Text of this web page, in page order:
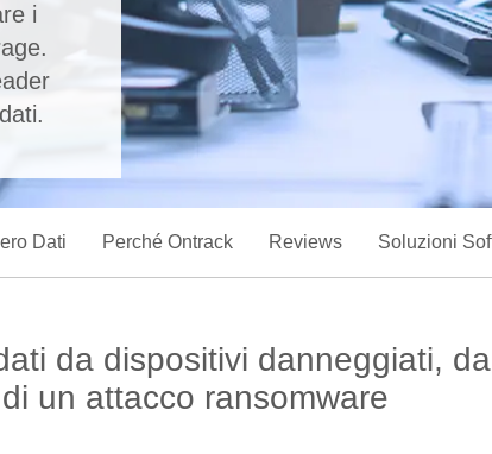
i
Dati Perché Ontrack Reviews Soluzioni
da dispositivi danneggiati,
di un attacco ransomware